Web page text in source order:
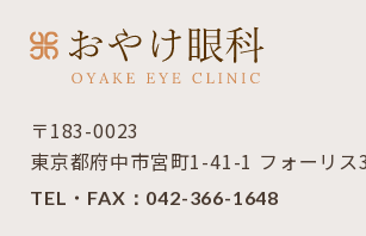
〒183-0023
東京都府中市宮町1-41-1 フォーリス
TEL・FAX： 042-366-1648